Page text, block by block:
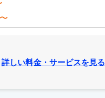
詳しい料金・サービスを見る